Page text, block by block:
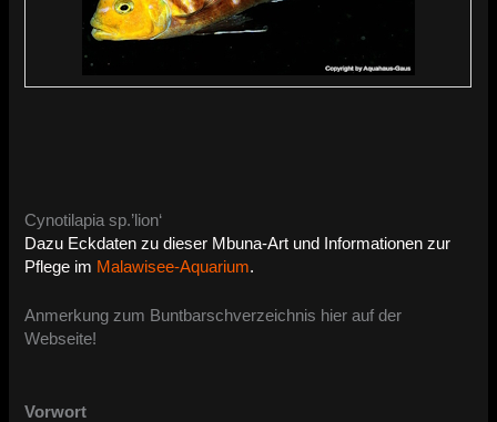
Cynotilapia sp.’lion‘
Dazu Eckdaten zu dieser Mbuna-Art und Informationen zur
Pflege im Malawisee-Aquarium.
Anmerkung zum Buntbarschverzeichnis hier auf der
Webseite!
Vorwort